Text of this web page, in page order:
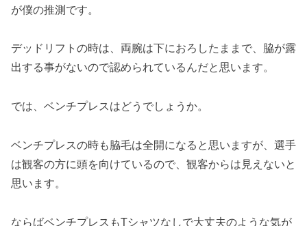
が僕の推測です。
デッドリフトの時は、両腕は下におろしたままで、脇が露
出する事がないので認められているんだと思います。
では、ベンチプレスはどうでしょうか。
ベンチプレスの時も脇毛は全開になると思いますが、選手
は観客の方に頭を向けているので、観客からは見えないと
思います。
ならばベンチプレスもTシャツなしで大丈夫のような気が